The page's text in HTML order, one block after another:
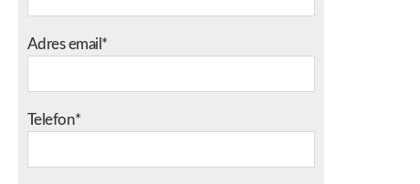
Adres email*
Telefon*